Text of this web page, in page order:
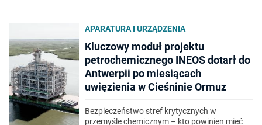
APARATURA I URZĄDZENIA
Kluczowy moduł projektu
petrochemicznego INEOS dotarł do
Antwerpii po miesiącach
uwięzienia w Cieśninie Ormuz
Bezpieczeństwo stref krytycznych w
przemyśle chemicznym – kto powinien mieć